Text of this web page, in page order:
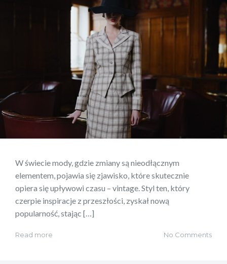
W świecie mody, gdzie zmiany są nieodłącznym
elementem, pojawia się zjawisko, które skutecznie
opiera się upływowi czasu – vintage. Styl ten, który
czerpie inspiracje z przeszłości, zyskał nową
popularność, stając […]
Read more No Comments